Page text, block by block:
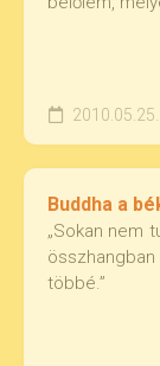
2010.05.25.
Buddha a
„Sokan nem
többé.”